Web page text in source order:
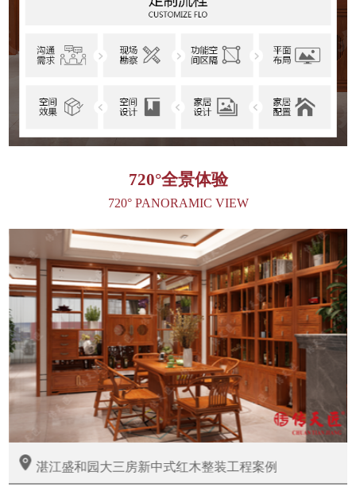
720°全景体验
720° PANORAMIC VIEW
湛江盛和园大三房新中式红木整装工程案例